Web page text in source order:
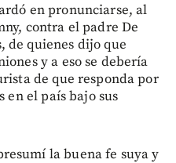
en pronunciarse, al
contra el padre De
de quienes dijo que
y a eso se debería
de que responda por
en el país bajo sus
la buena fe suya y